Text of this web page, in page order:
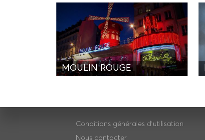
MOULIN ROUGE
Conditions générales d'utilisation
Nous contacter